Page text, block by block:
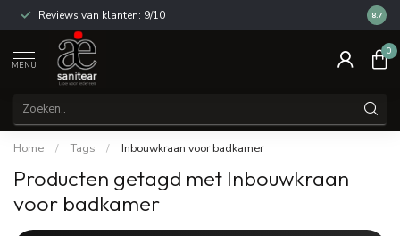
Reviews van klanten: 9/10 14
8.7
MENU
0
Home / Tags / Inbouwkraan voor badkamer
Producten getagd met Inbouwkraan
voor badkamer